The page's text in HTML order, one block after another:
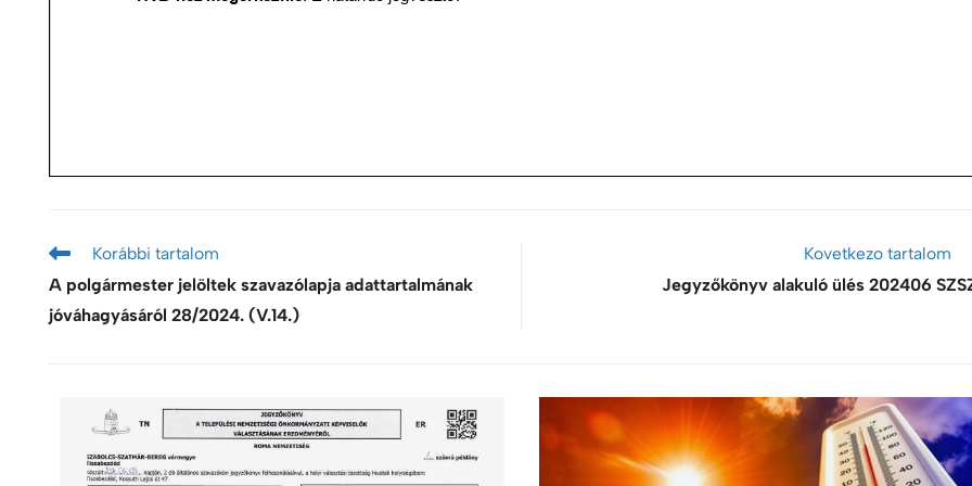
Korábbi tartalom
A polgármester jelöltek szavazólapja adattartalmának
jóváhagyásáról 28/2024. (V.14.)
Kovetkezo tartalom
Jegyzőkönyv alakuló ülés 202406